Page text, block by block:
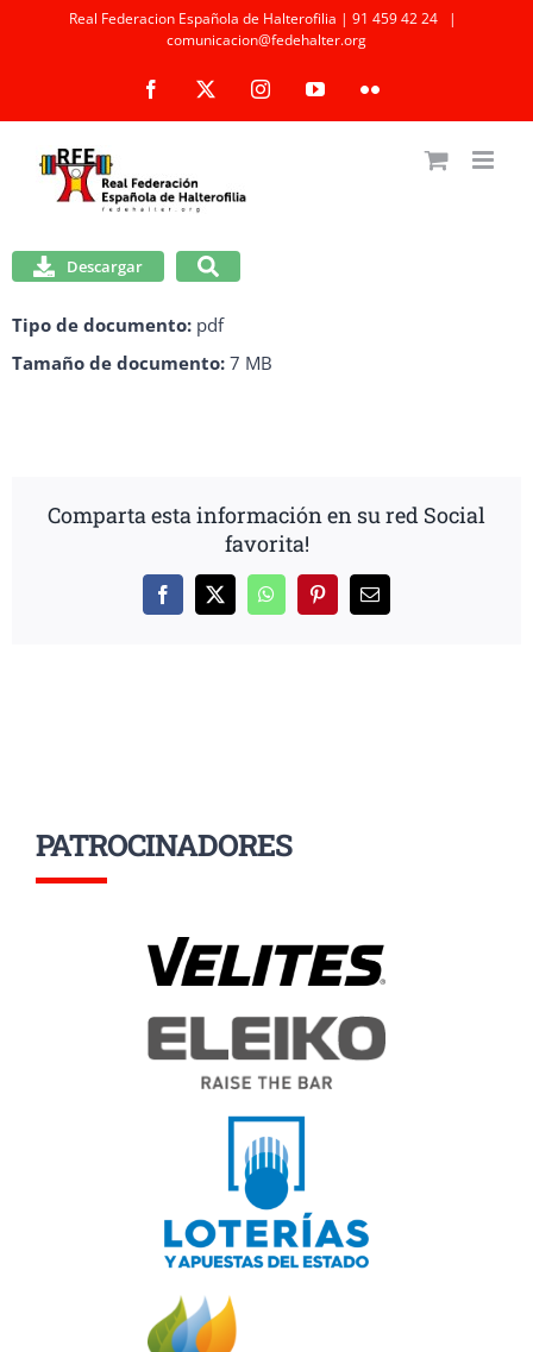
Real Federacion Española de Halterofilia | 91 459 42 24
|
comunicacion@fedehalter.org
Facebook InstagramYouTubeFlickr
Descargar
Tipo de documento: pdf
Tamaño de documento: 7 MB
Comparta esta información en su red Social
favorita!
Facebook
X WhatsAppPinterestCorreo
PATROCINADORES